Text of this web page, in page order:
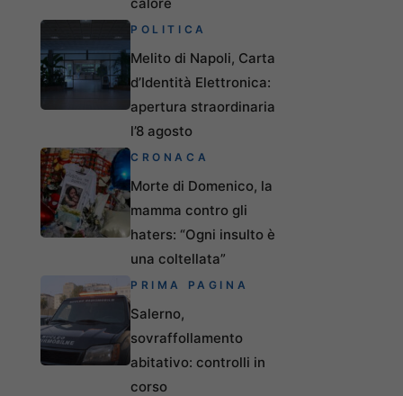
POLITICA
Melito di Napoli, Carta
d’Identità Elettronica:
apertura straordinaria
l’8 agosto
CRONACA
Morte di Domenico, la
mamma contro gli
haters: “Ogni insulto è
una coltellata”
PRIMA PAGINA
Salerno,
sovraffollamento
abitativo: controlli in
corso